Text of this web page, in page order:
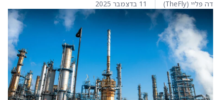
דה פליי (TheFly) 11 בדצמבר 2025